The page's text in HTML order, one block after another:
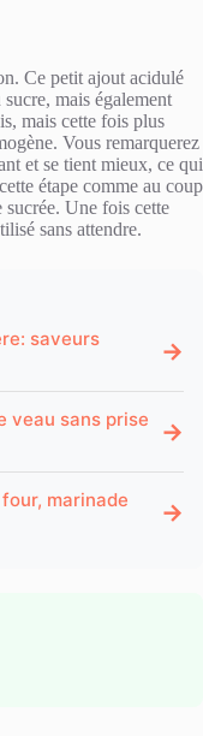
Ce petit ajout acidulé
mais également
mais cette fois plus
Vous remarquerez
et se tient mieux, ce qui
étape comme au coup
Une fois cette
sans attendre.
saveurs
→
veau sans prise
→
marinade
→